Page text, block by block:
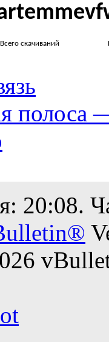
Всего скачиваний
полоса
20:08.